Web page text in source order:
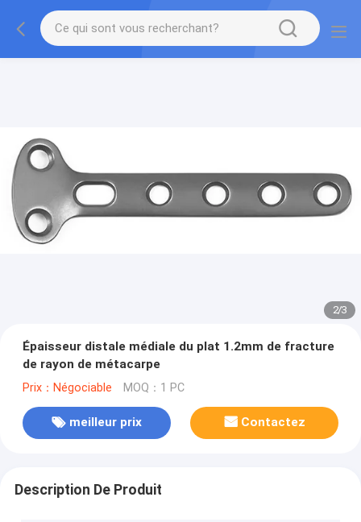
2/3
Épaisseur distale médiale du plat 1.2mm de fracture
de rayon de métacarpe
Prix：Négociable MOQ：1 PC
meilleur prix Contactez
Description De Produit